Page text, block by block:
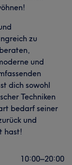
zu
und
dich sowohl
Techniken
bedarf seiner
und
hast!
10:00–20:00